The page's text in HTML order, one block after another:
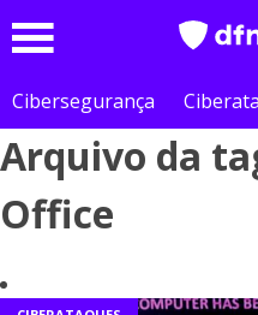
Cibersegurança
Arquivo da
Office